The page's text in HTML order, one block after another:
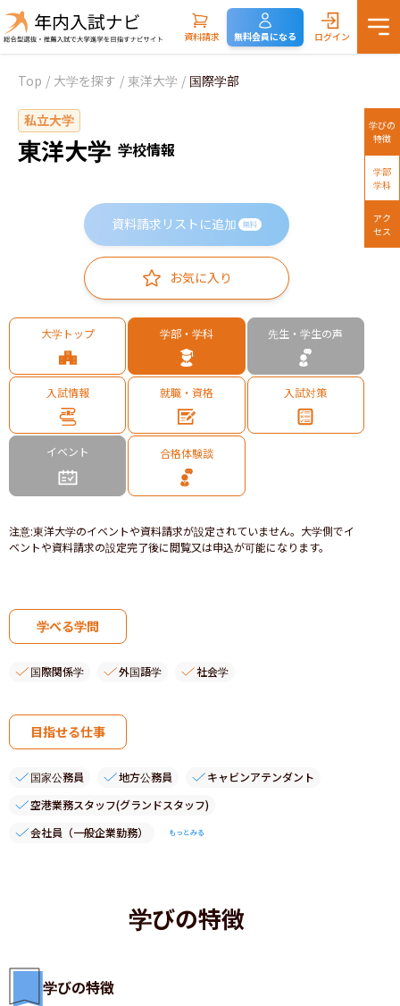
資料請求 無料会員になる ログイン
Top / 大学を探す / 東洋大学 / 国際学部
私立大学
東洋大学 学校情報
資料請求リストに追加 無料
お気に入り
大学トップ 学部・学科 先生・学生の声
入試情報 就職・資格 入試対策
イベント 合格体験談
注意:東洋大学のイベントや資料請求が設定されていません。大学側でイ
ベントや資料請求の設定完了後に閲覧又は申込が可能になります。
学べる学問
国際関係学 外国語学 社会学
目指せる仕事
国家公務員 地方公務員
キャビンアテンダント
空港業務スタッフ(グランドスタッフ)
会社員（一般企業勤務）
もっとみる
学びの特徴
学びの特徴
学びの
特徴
学部
学科
アク
セス